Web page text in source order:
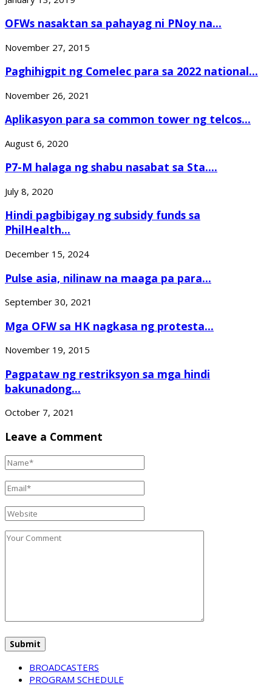
OFWs nasaktan sa pahayag ni PNoy na...
November 27, 2015
Paghihigpit ng Comelec para sa 2022 national...
November 26, 2021
Aplikasyon para sa common tower ng telcos...
August 6, 2020
P7-M halaga ng shabu nasabat sa Sta....
July 8, 2020
Hindi pagbibigay ng subsidy funds sa
PhilHealth...
December 15, 2024
Pulse asia, nilinaw na maaga pa para...
September 30, 2021
Mga OFW sa HK nagkasa ng protesta...
November 19, 2015
Pagpataw ng restriksyon sa mga hindi
bakunadong...
October 7, 2021
Leave a Comment
BROADCASTERS
PROGRAM SCHEDULE